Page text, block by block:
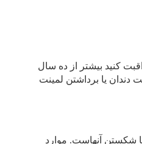
کنید بیشتر از ده سال
دندان یا برداشتن لمینت
شکستن آنهاست. موارد